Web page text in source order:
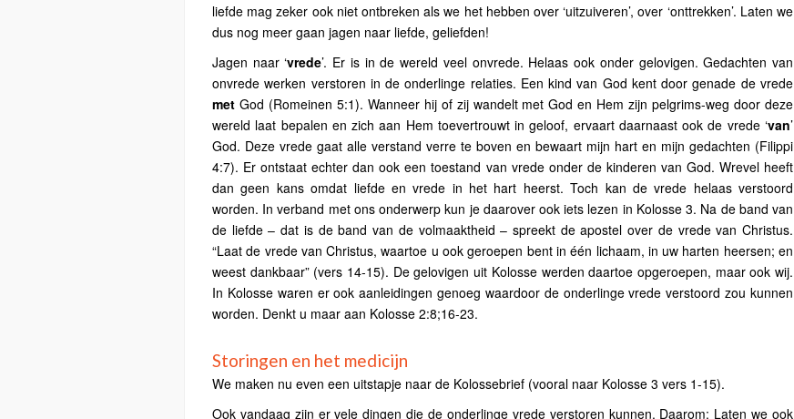
liefde mag zeker ook niet ontbreken als we het hebben over ‘uitzuiveren’, over ‘onttrekken’. Laten we
dus nog meer gaan jagen naar liefde, geliefden!
Jagen naar ‘vrede’. Er is in de wereld veel onvrede. Helaas ook onder gelovigen. Gedachten van
onvrede werken verstoren in de onderlinge relaties. Een kind van God kent door genade de vrede
met God (Romeinen 5:1). Wanneer hij of zij wandelt met God en Hem zijn pelgrims-weg door deze
wereld laat bepalen en zich aan Hem toevertrouwt in geloof, ervaart daarnaast ook de vrede ‘van’
God. Deze vrede gaat alle verstand verre te boven en bewaart mijn hart en mijn gedachten (Filippi
4:7). Er ontstaat echter dan ook een toestand van vrede onder de kinderen van God. Wrevel heeft
dan geen kans omdat liefde en vrede in het hart heerst. Toch kan de vrede helaas verstoord
worden. In verband met ons onderwerp kun je daarover ook iets lezen in Kolosse 3. Na de band van
de liefde – dat is de band van de volmaaktheid – spreekt de apostel over de vrede van Christus.
“Laat de vrede van Christus, waartoe u ook geroepen bent in één lichaam, in uw harten heersen; en
weest dankbaar” (vers 14-15). De gelovigen uit Kolosse werden daartoe opgeroepen, maar ook wij.
In Kolosse waren er ook aanleidingen genoeg waardoor de onderlinge vrede verstoord zou kunnen
worden. Denkt u maar aan Kolosse 2:8;16-23.
Storingen en het medicijn
We maken nu even een uitstapje naar de Kolossebrief (vooral naar Kolosse 3 vers 1-15).
Ook vandaag zijn er vele dingen die de onderlinge vrede verstoren kunnen. Daarom: Laten we ook